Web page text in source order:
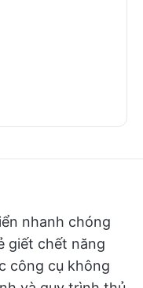
nhanh chóng
giết chết năng
công cụ không